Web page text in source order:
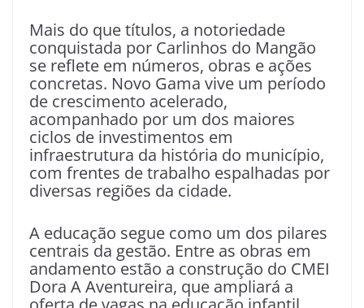
Mais do que títulos, a notoriedade
conquistada por Carlinhos do Mangão
se reflete em números, obras e ações
concretas. Novo Gama vive um período
de crescimento acelerado,
acompanhado por um dos maiores
ciclos de investimentos em
infraestrutura da história do município,
com frentes de trabalho espalhadas por
diversas regiões da cidade.
A educação segue como um dos pilares
centrais da gestão. Entre as obras em
andamento estão a construção do CMEI
Dora A Aventureira, que ampliará a